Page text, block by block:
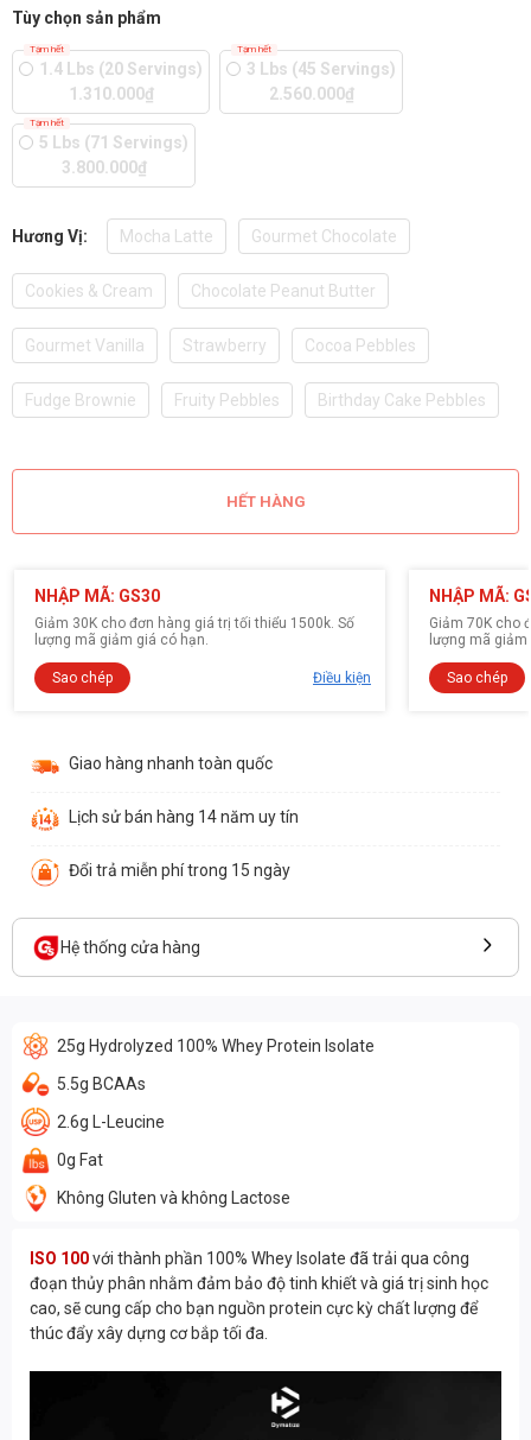
Tùy chọn sản phẩm
Tạm hết
1.4 Lbs (20 Servings)
1.310.000₫
Tạm hết
3 Lbs (45 Servings)
2.560.000₫
Tạm hết
5 Lbs (71 Servings)
3.800.000₫
Hương Vị: Mocha Latte Gourmet Chocolate
Cookies & Cream Chocolate Peanut Butter
Gourmet Vanilla Strawberry Cocoa Pebbles
Fudge Brownie Fruity Pebbles Birthday Cake Pebbles
HẾT HÀNG
NHẬP MÃ: GS30
Giảm 30K cho đơn hàng giá trị tối thiểu 1500k. Số
lượng mã giảm giá có hạn.
Sao chép Điều kiện
NHẬP MÃ:
Giảm 70K cho
lượng mã
Sao chép
Giao hàng nhanh toàn quốc
Lịch sử bán hàng 14 năm uy tín
Đổi trả miễn phí trong 15 ngày
Hệ thống cửa hàng
25g Hydrolyzed 100% Whey Protein Isolate
5.5g BCAAs
2.6g L-Leucine
0g Fat
Không Gluten và không Lactose
ISO 100với thành phần 100% Whey Isolate đã trải qua công
đoạn thủy phân nhằm đảm bảo độ tinh khiết và giá trị sinh học
cao, sẽ cung cấp cho bạn nguồn protein cực kỳ chất lượng để
thúc đẩy xây dựng cơ bắp tối đa.